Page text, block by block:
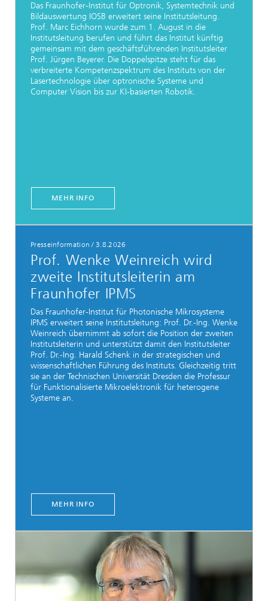
Das Fraunhofer-Institut für Optronik, Systemtechnik und
Bildauswertung IOSB erweitert seine Institutsleitung.
Prof. Marc Eichhorn wurde zum 1. August in die
Institutsleitung berufen und führt das Institut künftig
gemeinsam mit dem geschäftsführenden Institutsleiter
Prof. Jürgen Beyerer. Die Doppelspitze steht für das
verbreiterte Kompetenzspektrum des Instituts von der
Lasertechnologie über optronische Systeme und
Computer Vision bis zur KI-basierten Robotik.
MEHR INFO
Presseinformation / 3.8.2026
Prof. Wenke Weinreich wird
zweite Institutsleiterin am
Fraunhofer IPMS
Das Fraunhofer-Institut für Photonische Mikrosysteme
IPMS erweitert seine Institutsleitung: Prof. Dr.-Ing. Wenke
Weinreich übernimmt ab sofort die Position der zweiten
Institutsleiterin und unterstützt damit den Institutsleiter
Prof. Dr.-Ing. Harald Schenk in der strategischen und
wissenschaftlichen Führung des Instituts. Gleichzeitig tritt
sie an der Technischen Universität Dresden die Professur
für Funktionalisierte Mikroelektronik für heterogene
Systeme an.
MEHR INFO